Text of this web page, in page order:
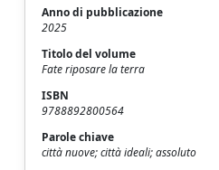
Anno di pubblicazione
2025
Titolo del volume
Fate riposare la terra
ISBN
9788892800564
Parole chiave
città nuove; città ideali; assoluto